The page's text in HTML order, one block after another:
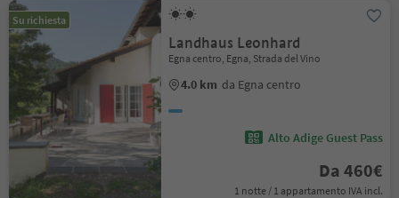
Su richiesta
Landhaus Leonhard
Egna centro, Egna, Strada del Vino
4.0 km da Egna centro
Alto Adige Guest Pass
Da 460€
1 notte / 1 appartamento IVA incl.